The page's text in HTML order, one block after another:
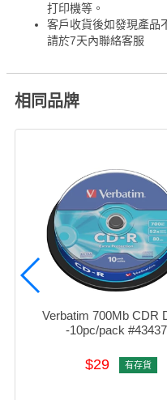
打印機等。
客戶收貨後如發現產品
請於7天內聯絡客服
相同品牌
Verbatim 700Mb CDR
-10pc/pack #43437
$29 有存貨